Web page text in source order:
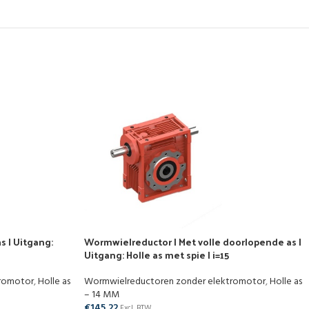
| Uitgang:
,Holle as
Wormwielreductor | Met volle doorlopende as |
Uitgang: Holle as met spie | i=15
Wormwielreductoren zonder elektromotor,Holle as
– 14 MM